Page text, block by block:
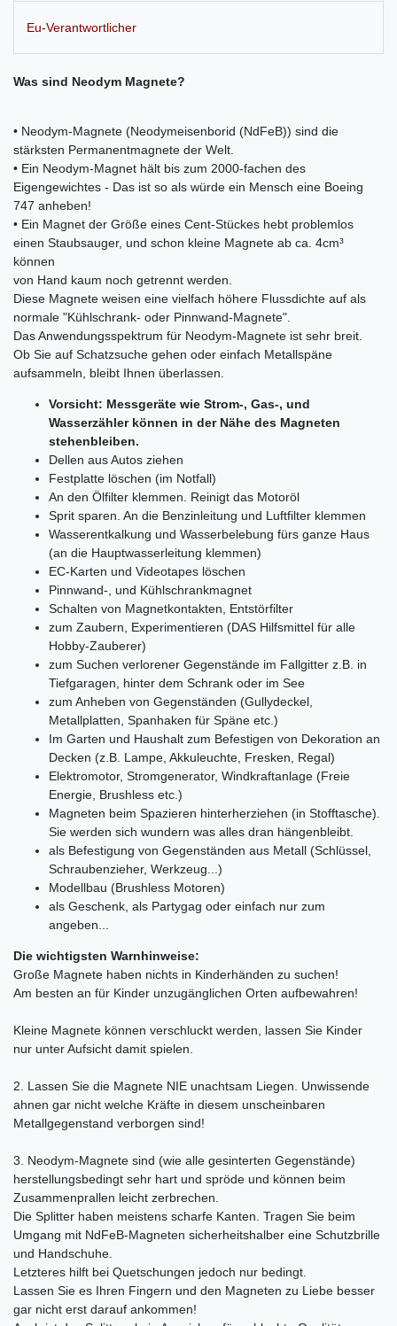
Eu-Verantwortlicher
Was sind Neodym Magnete?
• Neodym-Magnete (Neodymeisenborid (NdFeB)) sind die
stärksten Permanentmagnete der Welt.
• Ein Neodym-Magnet hält bis zum 2000-fachen des
Eigengewichtes - Das ist so als würde ein Mensch eine Boeing
747 anheben!
• Ein Magnet der Größe eines Cent-Stückes hebt problemlos
einen Staubsauger, und schon kleine Magnete ab ca. 4cm³
können
von Hand kaum noch getrennt werden.
Diese Magnete weisen eine vielfach höhere Flussdichte auf als
normale "Kühlschrank- oder Pinnwand-Magnete".
Das Anwendungsspektrum für Neodym-Magnete ist sehr breit.
Ob Sie auf Schatzsuche gehen oder einfach Metallspäne
aufsammeln, bleibt Ihnen überlassen.
Vorsicht: Messgeräte wie Strom-, Gas-, und
Wasserzähler können in der Nähe des Magneten
stehenbleiben.
Dellen aus Autos ziehen
Festplatte löschen (im Notfall)
An den Ölfilter klemmen. Reinigt das Motoröl
Sprit sparen. An die Benzinleitung und Luftfilter klemmen
Wasserentkalkung und Wasserbelebung fürs ganze Haus
(an die Hauptwasserleitung klemmen)
EC-Karten und Videotapes löschen
Pinnwand-, und Kühlschrankmagnet
Schalten von Magnetkontakten, Entstörfilter
zum Zaubern, Experimentieren (DAS Hilfsmittel für alle
Hobby-Zauberer)
zum Suchen verlorener Gegenstände im Fallgitter z.B. in
Tiefgaragen, hinter dem Schrank oder im See
zum Anheben von Gegenständen (Gullydeckel,
Metallplatten, Spanhaken für Späne etc.)
Im Garten und Haushalt zum Befestigen von Dekoration an
Decken (z.B. Lampe, Akkuleuchte, Fresken, Regal)
Elektromotor, Stromgenerator, Windkraftanlage (Freie
Energie, Brushless etc.)
Magneten beim Spazieren hinterherziehen (in Stofftasche).
Sie werden sich wundern was alles dran hängenbleibt.
als Befestigung von Gegenständen aus Metall (Schlüssel,
Schraubenzieher, Werkzeug...)
Modellbau (Brushless Motoren)
als Geschenk, als Partygag oder einfach nur zum
angeben...
Die wichtigsten Warnhinweise:
Große Magnete haben nichts in Kinderhänden zu suchen!
Am besten an für Kinder unzugänglichen Orten aufbewahren!
Kleine Magnete können verschluckt werden, lassen Sie Kinder
nur unter Aufsicht damit spielen.
2. Lassen Sie die Magnete NIE unachtsam Liegen. Unwissende
ahnen gar nicht welche Kräfte in diesem unscheinbaren
Metallgegenstand verborgen sind!
3. Neodym-Magnete sind (wie alle gesinterten Gegenstände)
herstellungsbedingt sehr hart und spröde und können beim
Zusammenprallen leicht zerbrechen.
Die Splitter haben meistens scharfe Kanten. Tragen Sie beim
Umgang mit NdFeB-Magneten sicherheitshalber eine Schutzbrille
und Handschuhe.
Letzteres hilft bei Quetschungen jedoch nur bedingt.
Lassen Sie es Ihren Fingern und den Magneten zu Liebe besser
gar nicht erst darauf ankommen!